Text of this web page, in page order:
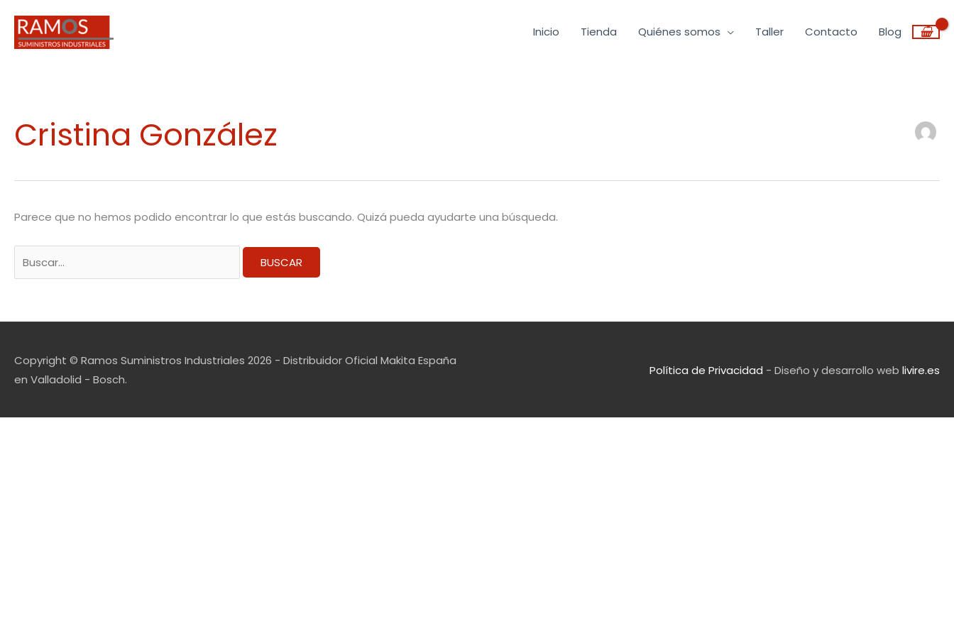
contenido
Inicio Tienda Quiénes somos Taller Contacto Blog
Cristina González
Parece que no hemos podido encontrar lo que estás buscando. Quizá pueda ayudarte una búsqueda.
por:
Copyright © Ramos Suministros Industriales 2026 - Distribuidor Oficial Makita España
en Valladolid - Bosch.
Política de Privacidad - Diseño y desarrollo web livire.es